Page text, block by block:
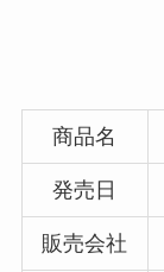
商品名
発売日
販売会社